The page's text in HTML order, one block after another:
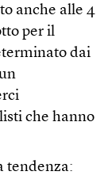
anche alle 4
per il
dai
che hanno
tendenza: